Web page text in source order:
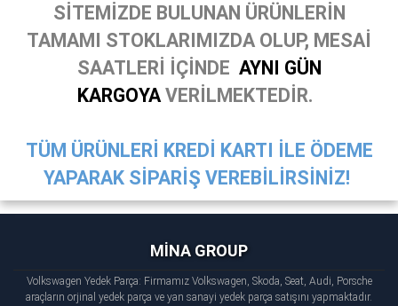
SİTEMİZDE BULUNAN ÜRÜNLERİN
TAMAMI STOKLARIMIZDA OLUP, MESAİ
SAATLERİ İÇİNDE AYNI GÜN
KARGOYA VERİLMEKTEDİR.
TÜM ÜRÜNLERİ KREDİ KARTI İLE ÖDEME
YAPARAK SİPARİŞ VEREBİLİRSİNİZ!
MİNA GROUP
Volkswagen Yedek Parça: Firmamız Volkswagen, Skoda, Seat, Audi, Porsche
araçların orjinal yedek parça ve yan sanayi yedek parça satışını yapmaktadır.